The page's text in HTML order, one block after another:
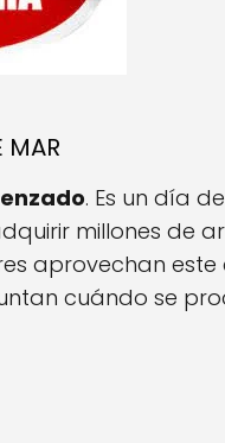
. Es un día
millones de
aprovechan
cuándo se